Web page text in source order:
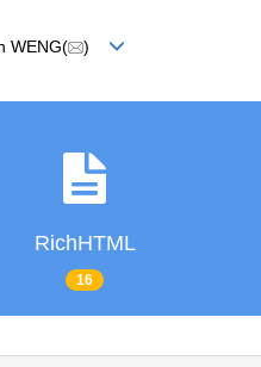
WENG( )
RichHTML
16